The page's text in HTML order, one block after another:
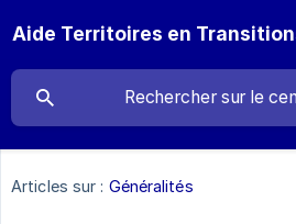
Aide Territoires en
Articles sur : Généralités